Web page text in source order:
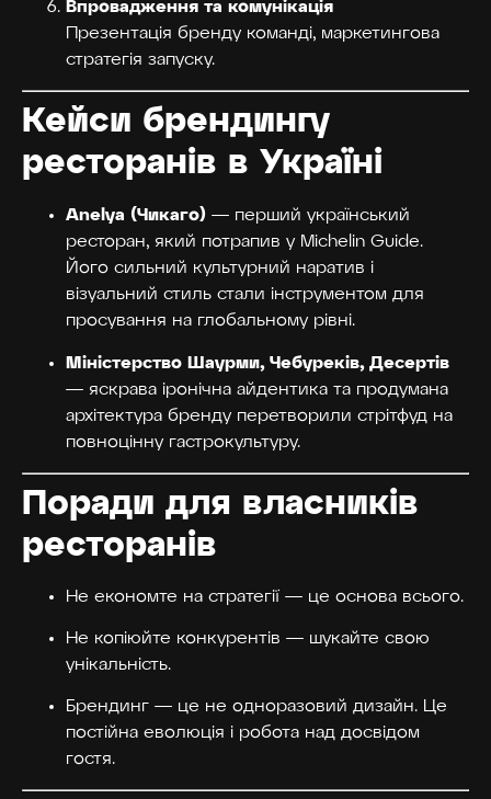
Впровадження та комунікація
Презентація бренду команді, маркетингова
стратегія запуску.
Кейси брендингу
ресторанів в Україні
Anelya (Чикаго) — перший український
ресторан, який потрапив у Michelin Guide.
Його сильний культурний наратив і
візуальний стиль стали інструментом для
просування на глобальному рівні.
Міністерство Шаурми, Чебуреків, Десертів
— яскрава іронічна айдентика та продумана
архітектура бренду перетворили стрітфуд на
повноцінну гастрокультуру.
Поради для власників
ресторанів
Не економте на стратегії — це основа всього.
Не копіюйте конкурентів — шукайте свою
унікальність.
Брендинг — це не одноразовий дизайн. Це
постійна еволюція і робота над досвідом
гостя.